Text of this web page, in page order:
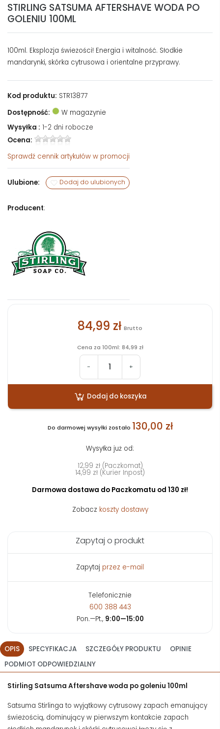
STIRLING SATSUMA AFTERSHAVE WODA PO
GOLENIU 100ML
100ml. Eksplozja świeżości! Energia i witalność. Słodkie
mandarynki, skórka cytrusowa i orientalne przyprawy.
Kod produktu: STR13877
Dostępność:
W magazynie
Wysyłka : 1-2 dni robocze
Ocena:
Sprawdź cennik artykułów w promocji
Ulubione: Dodaj do ulubionych
Producent:
84,99 zł Brutto
Cena za 100ml: 84,99 zł
- +
Dodaj do koszyka
Do darmowej wysyłki zostało 130,00 zł
Wysyłka już od:
12,99 zł (Paczkomat)
14,99 zł (Kurier Inpost)
Darmowa dostawa do Paczkomatu od 130 zł!
Zobacz koszty dostawy
Zapytaj o produkt
Zapytaj przez e-mail
Telefonicznie
600 388 443
Pon.—Pt., 9:00—15:00
OPIS SPECYFIKACJA SZCZEGÓŁY PRODUKTU
OPINIE
PODMIOT ODPOWIEDZIALNY
Stirling Satsuma Aftershave woda po goleniu 100ml
Satsuma Stirlinga to wyjątkowy cytrusowy zapach emanujący
świeżością, dominujący w pierwszym kontakcie zapach